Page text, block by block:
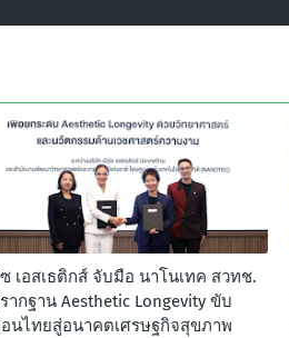
ซ เอสเธติกส์ จับมือ นาโนเทค สวทช.
ากฐาน Aesthetic Longevity ขับ
อนไทยสู่อนาคตเศรษฐกิจสุขภาพ